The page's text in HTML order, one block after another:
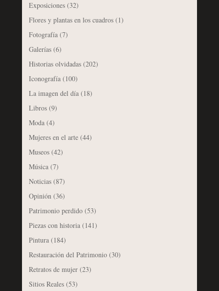
Exposiciones(32)
Flores y plantas en los cuadros(1)
Fotografía(7)
Galerías(6)
Historias olvidadas(202)
Iconografía(100)
La imagen del día(18)
Libros(9)
Moda(4)
Mujeres en el arte(44)
Museos(42)
Música(7)
Noticias(87)
Opinión(36)
Patrimonio perdido(53)
Piezas con historia(141)
Pintura(184)
Restauración del Patrimonio(30)
Retratos de mujer(23)
Sitios Reales(53)